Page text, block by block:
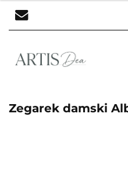
Zegarek damski